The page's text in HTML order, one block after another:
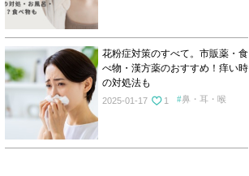
花粉症対策のすべて。市販薬・食
べ物・漢方薬のおすすめ！痒い時
の対処法も
2025-01-17 1 鼻・耳・喉